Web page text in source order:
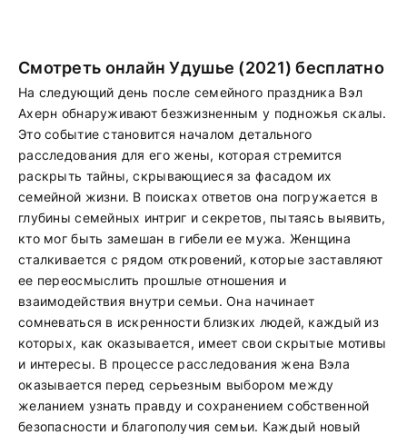
Смотреть онлайн Удушье (2021) бесплатно
На следующий день после семейного праздника Вэл
Ахерн обнаруживают безжизненным у подножья скалы.
Это событие становится началом детального
расследования для его жены, которая стремится
раскрыть тайны, скрывающиеся за фасадом их
семейной жизни. В поисках ответов она погружается в
глубины семейных интриг и секретов, пытаясь выявить,
кто мог быть замешан в гибели ее мужа. Женщина
сталкивается с рядом откровений, которые заставляют
ее переосмыслить прошлые отношения и
взаимодействия внутри семьи. Она начинает
сомневаться в искренности близких людей, каждый из
которых, как оказывается, имеет свои скрытые мотивы
и интересы. В процессе расследования жена Вэла
оказывается перед серьезным выбором между
желанием узнать правду и сохранением собственной
безопасности и благополучия семьи. Каждый новый